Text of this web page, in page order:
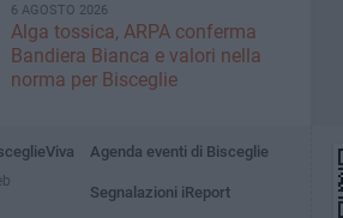
6 AGOSTO 2026
Alga tossica, ARPA conferma
Bandiera Bianca e valori nella
norma per Bisceglie
Agenda eventi di Bisceglie
Segnalazioni iReport